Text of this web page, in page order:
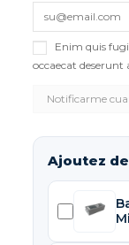
Enim quis
occaecat deserunt
Ajoutez